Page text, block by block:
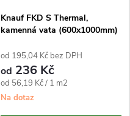
Knauf FKD S Thermal,
kamenná vata (600x1000mm)
od 195,04 Kč bez DPH
od 236 Kč
Měrná
cena:
od 56,19 Kč / 1 m2
Na dotaz